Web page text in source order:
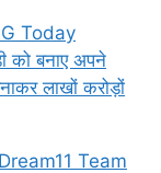
Today
बनाए अपने
लाखों करोड़ों
Team